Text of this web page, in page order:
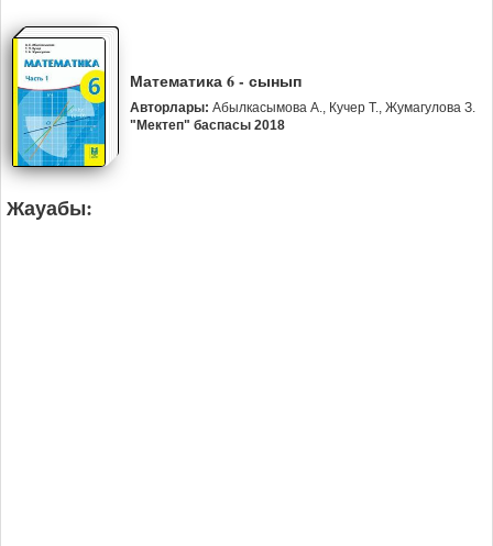
Математика 6 - сынып
Авторлары: Абылкасымова А., Кучер Т., Жумагулова З.
"Мектеп" баспасы 2018
Жауабы: